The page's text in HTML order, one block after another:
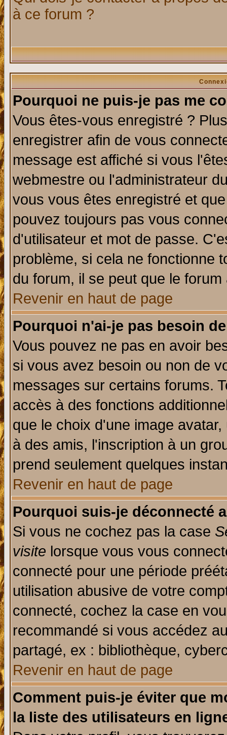
à ce forum ?
Pourquoi ne puis-je pas me
Vous êtes-vous enregistré ?
enregistrer afin de vous
message est affiché si vous
webmestre ou l'administrateur
vous vous êtes enregistré et
pouvez toujours pas vous
d'utilisateur et mot de passe.
problème, si cela ne fonctionne
du forum, il se peut que le
Revenir en haut de page
Pourquoi n'ai-je pas besoin
Vous pouvez ne pas en avoir
si vous avez besoin ou non de
messages sur certains forums.
accès à des fonctions
que le choix d'une image
à des amis, l'inscription à un
prend seulement quelques
Revenir en haut de page
Pourquoi suis-je déconnecté
Si vous ne cochez pas la case
visite lorsque vous vous
connecté pour une période
utilisation abusive de votre
connecté, cochez la case en
recommandé si vous accédez
partagé, ex : bibliothèque,
Revenir en haut de page
Comment puis-je éviter que
la liste des utilisateurs en